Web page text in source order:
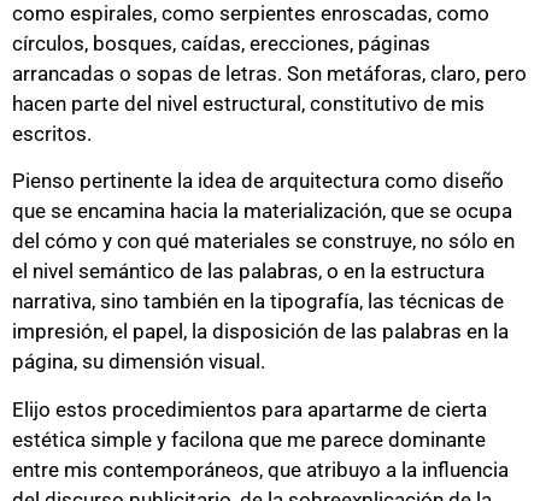
como espirales, como serpientes enroscadas, como
círculos, bosques, caídas, erecciones, páginas
arrancadas o sopas de letras. Son metáforas, claro, pero
hacen parte del nivel estructural, constitutivo de mis
escritos.
Pienso pertinente la idea de arquitectura como diseño
que se encamina hacia la materialización, que se ocupa
del cómo y con qué materiales se construye, no sólo en
el nivel semántico de las palabras, o en la estructura
narrativa, sino también en la tipografía, las técnicas de
impresión, el papel, la disposición de las palabras en la
página, su dimensión visual.
Elijo estos procedimientos para apartarme de cierta
estética simple y facilona que me parece dominante
entre mis contemporáneos, que atribuyo a la influencia